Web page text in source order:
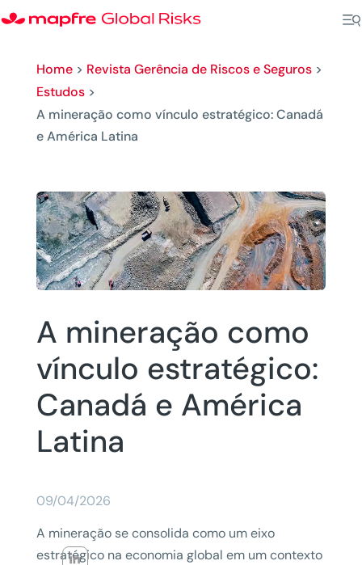
Home> Revista Gerência de Riscos e Seguros>
Estudos>
A mineração como vínculo estratégico: Canadá
e América Latina
A mineração como
vínculo estratégico:
Canadá e América
Latina
09/04/2026
A mineração se consolida como um eixo
estratégico na economia global em um contexto